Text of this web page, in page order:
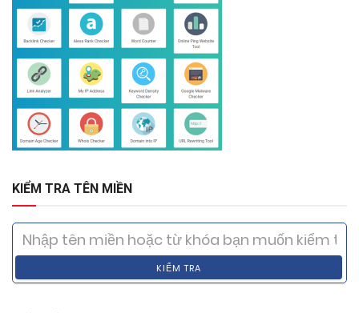
KIỂM TRA TÊN MIỀN
KIỂM TRA